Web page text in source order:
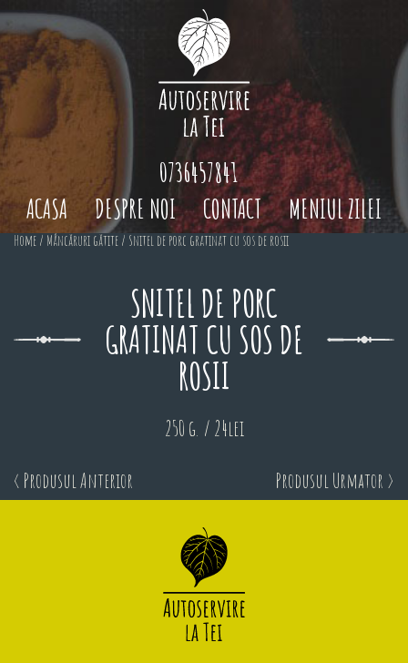
ACASA DESPRE NOI CONTACT MENIUL ZILEI
0736457841
Home / Mâncăruri gătite / Snitel de porc gratinat cu sos de rosii
SNITEL DE PORC
GRATINAT CU SOS DE
ROSII
250 g. / 24lei
< Produsul Anterior Produsul Urmator >